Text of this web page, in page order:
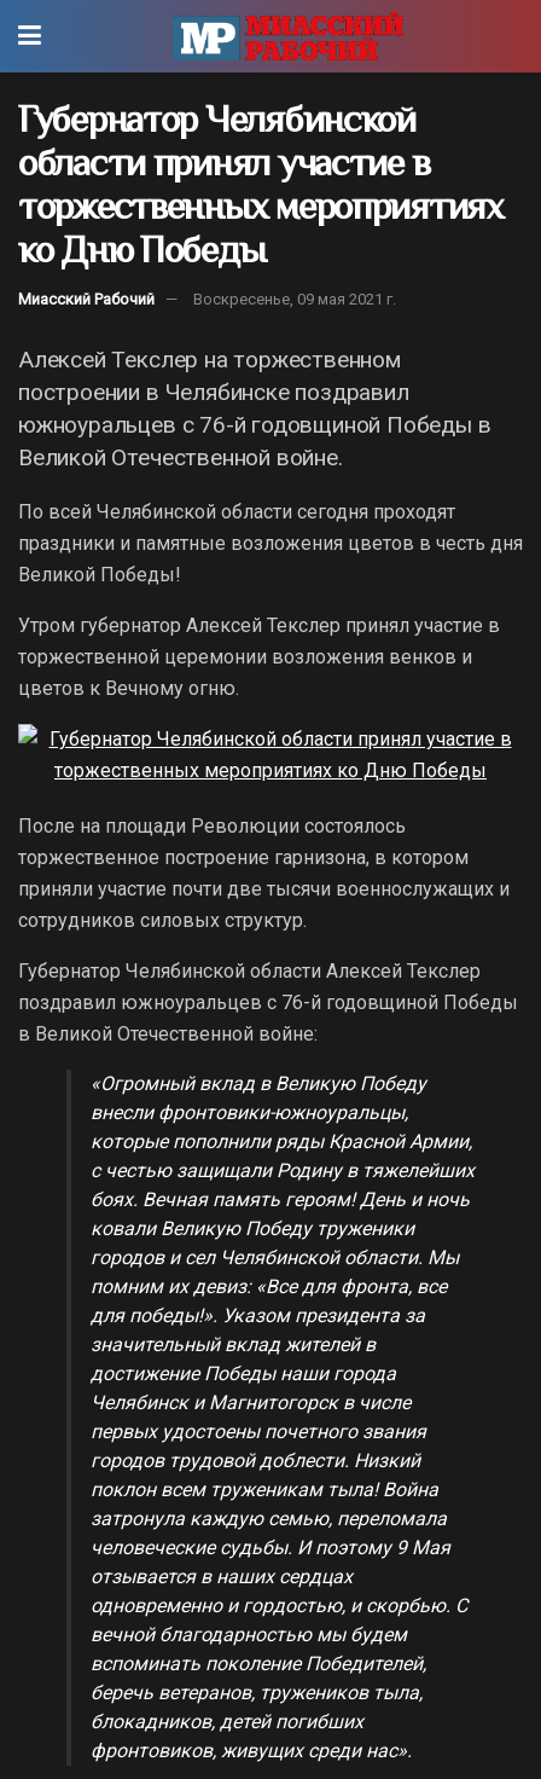
Губернатор Челябинской
области принял участие в
торжественных мероприятиях
ко Дню Победы
Миасский Рабочий Воскресенье, 09 мая 2021 г.
Алексей Текслер на торжественном
построении в Челябинске поздравил
южноуральцев с 76-й годовщиной Победы в
Великой Отечественной войне.
По всей Челябинской области сегодня проходят
праздники и памятные возложения цветов в честь дня
Великой Победы!
Утром губернатор Алексей Текслер принял участие в
торжественной церемонии возложения венков и
цветов к Вечному огню.
После на площади Революции состоялось
торжественное построение гарнизона, в котором
приняли участие почти две тысячи военнослужащих и
сотрудников силовых структур.
Губернатор Челябинской области Алексей Текслер
поздравил южноуральцев с 76-й годовщиной Победы
в Великой Отечественной войне:
«Огромный вклад в Великую Победу
внесли фронтовики-южноуральцы,
которые пополнили ряды Красной Армии,
с честью защищали Родину в тяжелейших
боях. Вечная память героям! День и ночь
ковали Великую Победу труженики
городов и сел Челябинской области. Мы
помним их девиз: «Все для фронта, все
для победы!». Указом президента за
значительный вклад жителей в
достижение Победы наши города
Челябинск и Магнитогорск в числе
первых удостоены почетного звания
городов трудовой доблести. Низкий
поклон всем труженикам тыла! Война
затронула каждую семью, переломала
человеческие судьбы. И поэтому 9 Мая
отзывается в наших сердцах
одновременно и гордостью, и скорбью. С
вечной благодарностью мы будем
вспоминать поколение Победителей,
беречь ветеранов, тружеников тыла,
блокадников, детей погибших
фронтовиков, живущих среди нас».